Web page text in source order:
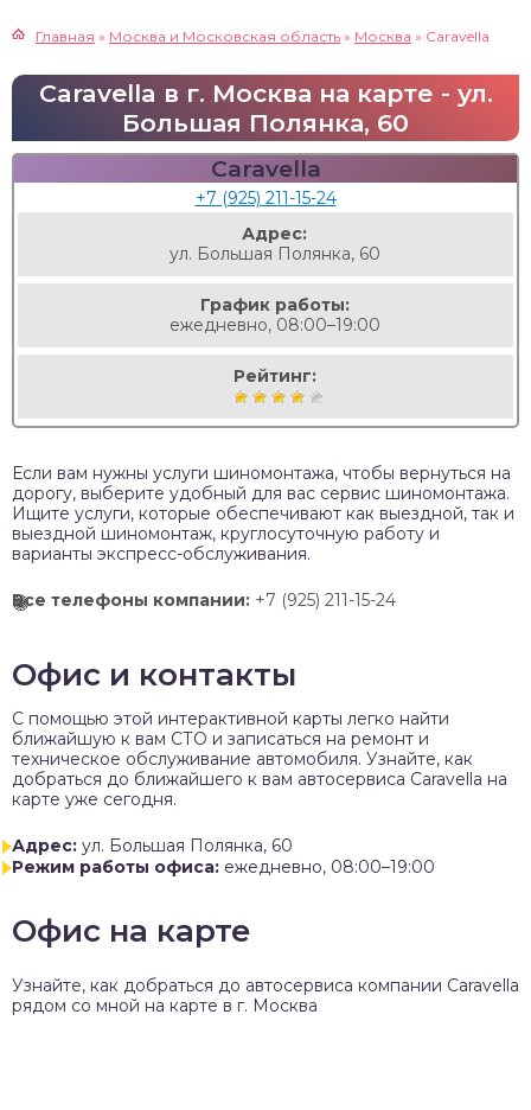
Главная » Москва и Московская область » Москва » Caravella
Caravella в г. Москва на карте - ул.
Большая Полянка, 60
Caravella
+7 (925) 211-15-24
Адрес:
ул. Большая Полянка, 60
График работы:
ежедневно, 08:00–19:00
Рейтинг:
Если вам нужны услуги шиномонтажа, чтобы вернуться на
дорогу, выберите удобный для вас сервис шиномонтажа.
Ищите услуги, которые обеспечивают как выездной, так и
выездной шиномонтаж, круглосуточную работу и
варианты экспресс-обслуживания.
Все телефоны компании: +7 (925) 211-15-24
Офис и контакты
C помощью этой интерактивной карты легко найти
ближайшую к вам СТО и записаться на ремонт и
техническое обслуживание автомобиля. Узнайте, как
добраться до ближайшего к вам автосервиса Caravella на
карте уже сегодня.
Адрес: ул. Большая Полянка, 60
Режим работы офиса: ежедневно, 08:00–19:00
Офис на карте
Узнайте, как добраться до автосервиса компании Caravella
рядом со мной на карте в г. Москва